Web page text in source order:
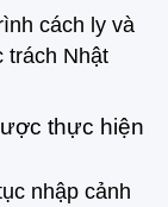
cách ly và
trách Nhật
thực hiện
nhập cảnh